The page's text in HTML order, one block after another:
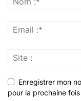
Enregistrer mon
pour la prochaine